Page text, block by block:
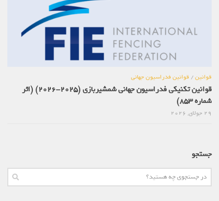
قوانین/قوانین فدراسیون جهانی
قوانین تکنیکی فدراسیون جهانی شمشیربازی (2025-2026) (اثر
شماره 853)
جستجو